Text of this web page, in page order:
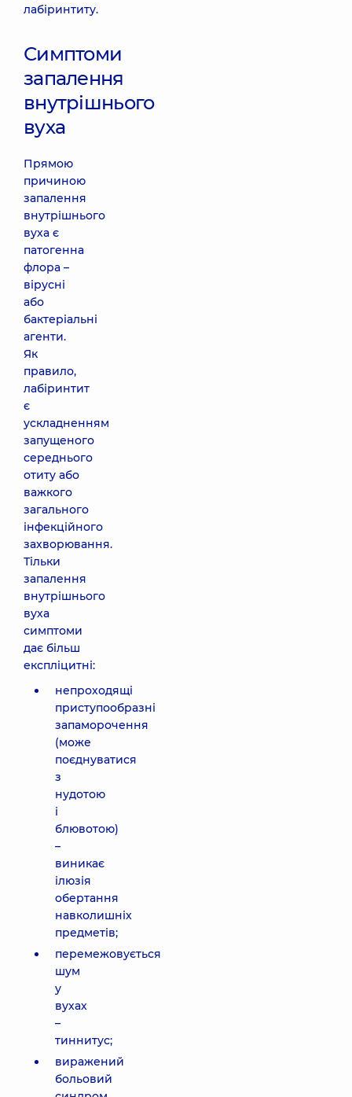
лабіринтиту.
Симптоми
запалення
внутрішнього
вуха
Прямою
причиною
запалення
внутрішнього
вуха є
патогенна
флора –
вірусні
або
бактеріальні
агенти.
Як
правило,
лабіринтит
є
ускладненням
запущеного
середнього
отиту або
важкого
загального
інфекційного
захворювання.
Тільки
запалення
внутрішнього
вуха
симптоми
дає більш
експліцитні:
непроходящі
приступообразні
запаморочення
(може
поєднуватися
з
нудотою
і
блювотою)
–
виникає
ілюзія
обертання
навколишніх
предметів;
перемежовується
шум
у
вухах
–
тиннитус;
виражений
больовий